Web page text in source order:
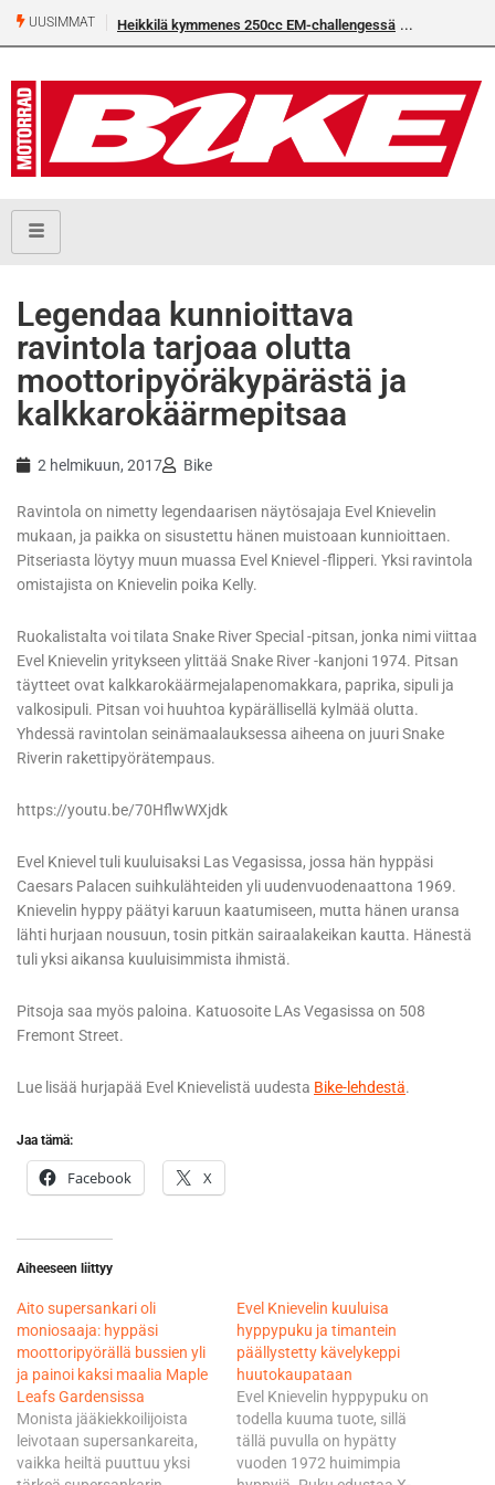
UUSIMMAT Heikkilä kymmenes 250cc EM-challengessä
Legendaa kunnioittava
ravintola tarjoaa olutta
moottoripyöräkypärästä ja
kalkkarokäärmepitsaa
2 helmikuun, 2017 Bike
Ravintola on nimetty legendaarisen näytösajaja Evel Knievelin
mukaan, ja paikka on sisustettu hänen muistoaan kunnioittaen.
Pitseriasta löytyy muun muassa Evel Knievel -flipperi. Yksi ravintola
omistajista on Knievelin poika Kelly.
Ruokalistalta voi tilata Snake River Special -pitsan, jonka nimi viittaa
Evel Knievelin yritykseen ylittää Snake River -kanjoni 1974. Pitsan
täytteet ovat kalkkarokäärmejalapenomakkara, paprika, sipuli ja
valkosipuli. Pitsan voi huuhtoa kypärällisellä kylmää olutta.
Yhdessä ravintolan seinämaalauksessa aiheena on juuri Snake
Riverin rakettipyörätempaus.
https://youtu.be/70HflwWXjdk
Evel Knievel tuli kuuluisaksi Las Vegasissa, jossa hän hyppäsi
Caesars Palacen suihkulähteiden yli uudenvuodenaattona 1969.
Knievelin hyppy päätyi karuun kaatumiseen, mutta hänen uransa
lähti hurjaan nousuun, tosin pitkän sairaalakeikan kautta. Hänestä
tuli yksi aikansa kuuluisimmista ihmistä.
Pitsoja saa myös paloina. Katuosoite LAs Vegasissa on 508
Fremont Street.
Lue lisää hurjapää Evel Knievelistä uudesta Bike-lehdestä.
Jaa tämä:
Facebook X
Aiheeseen liittyy
Aito supersankari oli
moniosaaja: hyppäsi
moottoripyörällä bussien yli
ja painoi kaksi maalia Maple
Leafs Gardensissa
Monista jääkiekkoilijoista
leivotaan supersankareita,
vaikka heiltä puuttuu yksi
Evel Knievelin kuuluisa
hyppypuku ja timantein
päällystetty kävelykeppi
huutokaupataan
Evel Knievelin hyppypuku on
todella kuuma tuote, sillä
tällä puvulla on hypätty
vuoden 1972 huimimpia